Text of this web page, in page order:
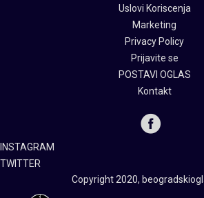
Uslovi Koriscenja
Marketing
Privacy Policy
Prijavite se
POSTAVI OGLAS
Kontakt
INSTAGRAM
TWITTER
Copyright 2020,